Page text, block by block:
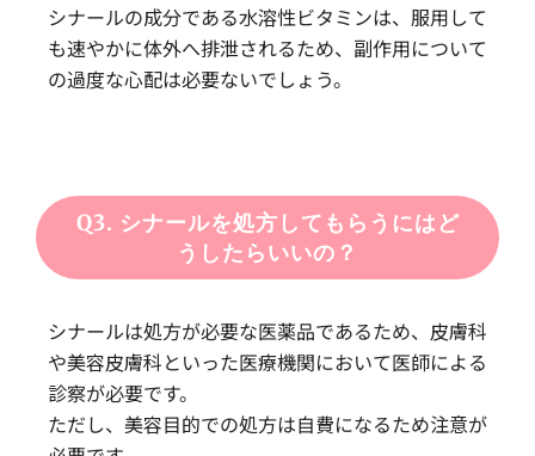
シナールの成分である水溶性ビタミンは、服用して
も速やかに体外へ排泄されるため、副作用について
の過度な心配は必要ないでしょう。
Q3. シナールを処方してもらうにはど
うしたらいいの？
シナールは処方が必要な医薬品であるため、皮膚科
や美容皮膚科といった医療機関において医師による
診察が必要です。
ただし、美容目的での処方は自費になるため注意が